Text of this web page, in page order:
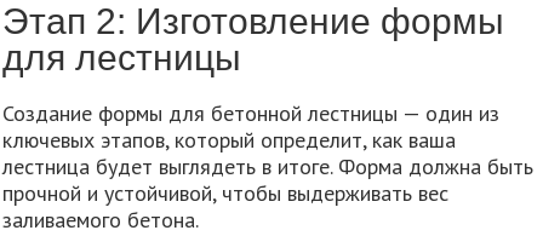
Этап 2: Изготовление формы
для лестницы
Создание формы для бетонной лестницы — один из
ключевых этапов, который определит, как ваша
лестница будет выглядеть в итоге. Форма должна быть
прочной и устойчивой, чтобы выдерживать вес
заливаемого бетона.